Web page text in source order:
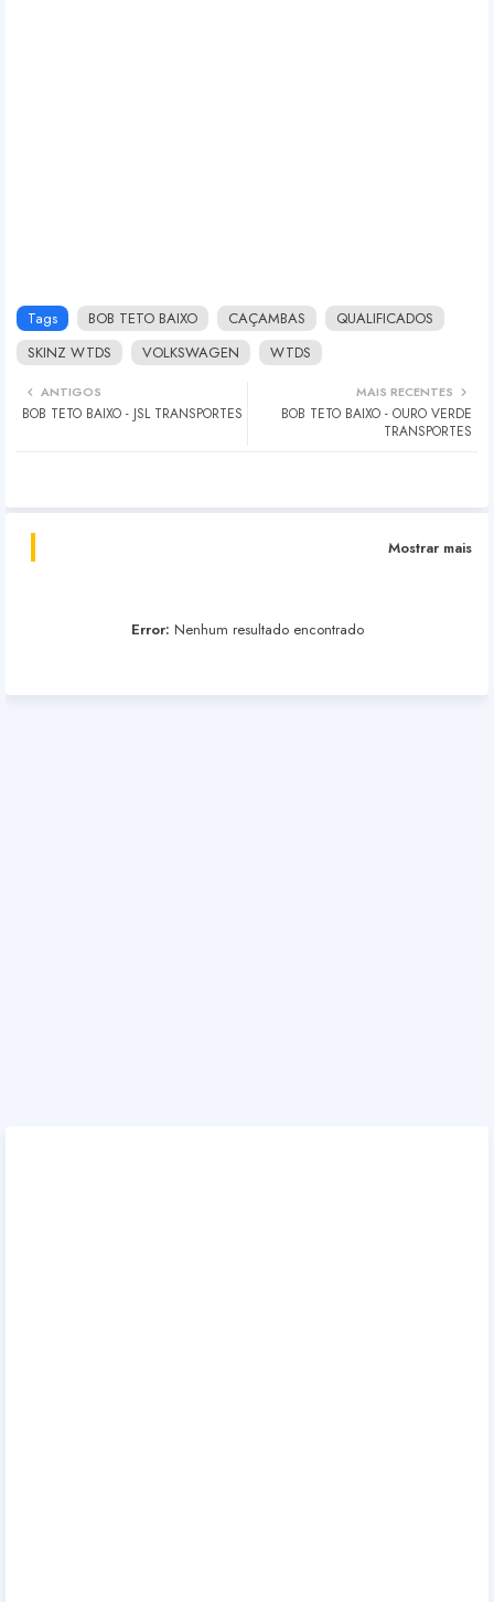
Tags BOB TETO BAIXO CAÇAMBAS
QUALIFICADOS
SKINZ WTDS
VOLKSWAGEN WTDS
MAIS RECENTES
BOB TETO BAIXO - OURO VERDE
TRANSPORTES
ANTIGOS
BOB TETO BAIXO - JSL TRANSPORTES
Mostrar mais
Error: Nenhum resultado encontrado